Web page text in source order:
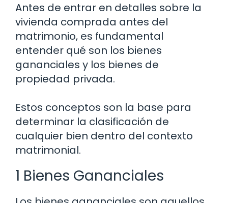
Antes de entrar en detalles sobre la
vivienda comprada antes del
matrimonio, es fundamental
entender qué son los bienes
gananciales y los bienes de
propiedad privada.
Estos conceptos son la base para
determinar la clasificación de
cualquier bien dentro del contexto
matrimonial.
1 Bienes Gananciales